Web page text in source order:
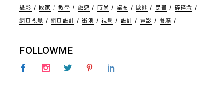
攝影
敗家 教學 旅遊 時尚 桌布 歐熊 民宿
碎碎念
網頁視覺
網頁設計 衝浪 視覺 設計 電影 餐廳
FOLLOWME